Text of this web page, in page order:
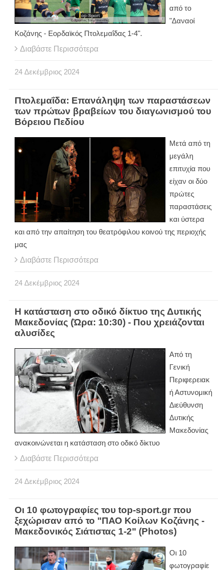
από το
"Δαναοί
Κοζάνης - Εορδαϊκός Πτολεμαΐδας 1-4".
Διαβάστε Περισσότερα
24 Δεκέμβριος 2024
Πτολεμαΐδα: Επανάληψη των παραστάσεων
των πρώτων βραβείων του διαγωνισμού του
Βόρειου Πεδίου
Μετά από τη
μεγάλη
επιτυχία που
είχαν οι δύο
πρώτες
παραστάσεις
και ύστερα
και από την απαίτηση του θεατρόφιλου κοινού της περιοχής
μας
Διαβάστε Περισσότερα
24 Δεκέμβριος 2024
Η κατάσταση στο οδικό δίκτυο της Δυτικής
Μακεδονίας (Ώρα: 10:30) - Που χρειάζονται
αλυσίδες
Από τη
Γενική
Περιφερειακ
ή Αστυνομική
Διεύθυνση
Δυτικής
Μακεδονίας
ανακοινώνεται η κατάσταση στο οδικό δίκτυο
Διαβάστε Περισσότερα
24 Δεκέμβριος 2024
Οι 10 φωτογραφίες του top-sport.gr που
ξεχώρισαν από το "ΠΑΟ Κοίλων Κοζάνης -
Μακεδονικός Σιάτιστας 1-2" (Photos)
Οι 10
φωτογραφίε